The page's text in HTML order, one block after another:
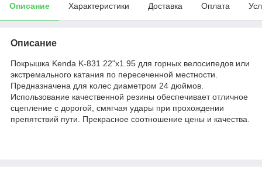
Описание Характеристики Доставка Оплата
Описание
Покрышка Kenda K-831 22"х1.95 для горных велосипедов или
экстремального катания по пересеченной местности.
Предназначена для колес диаметром 24 дюймов.
Использование качественной резины обеспечивает отличное
сцепление с дорогой, смягчая удары при прохождении
препятствий пути. Прекрасное соотношение цены и качества.